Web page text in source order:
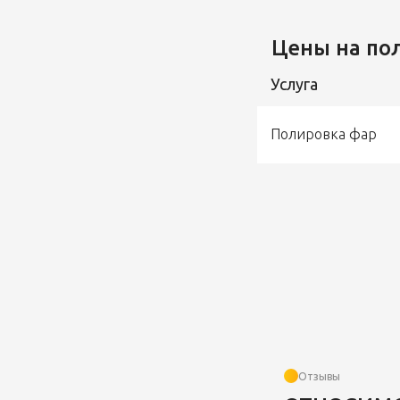
Цены на
Услуга
Полировка фар
Отзывы